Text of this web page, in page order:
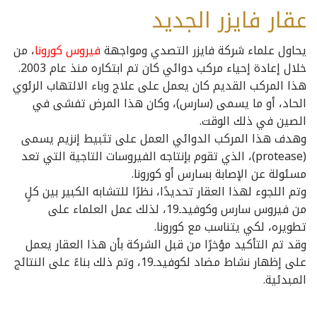
عقار فايزر الجديد
يحاول علماء شركة فايزر التصدي ومواجهةفيروس كورونا، من
خلال إعادة إحياء مركب دوائي كان تم ابتكاره منذ عام 2003.
هذا المركب القديم كان يعمل على علاج وباء الالتهاب الرئوي
الحاد، أو ما يسمى (سارس)، وكان هذا المرض تفشى في
الصين في ذلك الوقت.
وهدف هذا المركب الدوائي العمل على تثبيط إنزيم يسمى
(protease)، الذي تقوم بإنتاجه الفيروسات التاجية التي تعد
مسئولة عن الإصابة بسارس أو كورونا.
وتم اللجوء لهذا العقار تحديدًا، نظرًا للتشابه الكبير بين كلٍ
من فيروس سارس وكوفيدـ19، لذلك عمل العلماء على
تطويره، لكي يتناسب مع كورونا.
وقد تم التأكيد مؤخرًا من قبل الشركة بأن هذا العقار يعمل
على إظهار نشاط مضاد لكوفيدـ19، وتم ذلك بناءً على النتائج
المبدئية.